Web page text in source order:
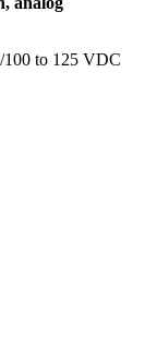
to 125 VDC